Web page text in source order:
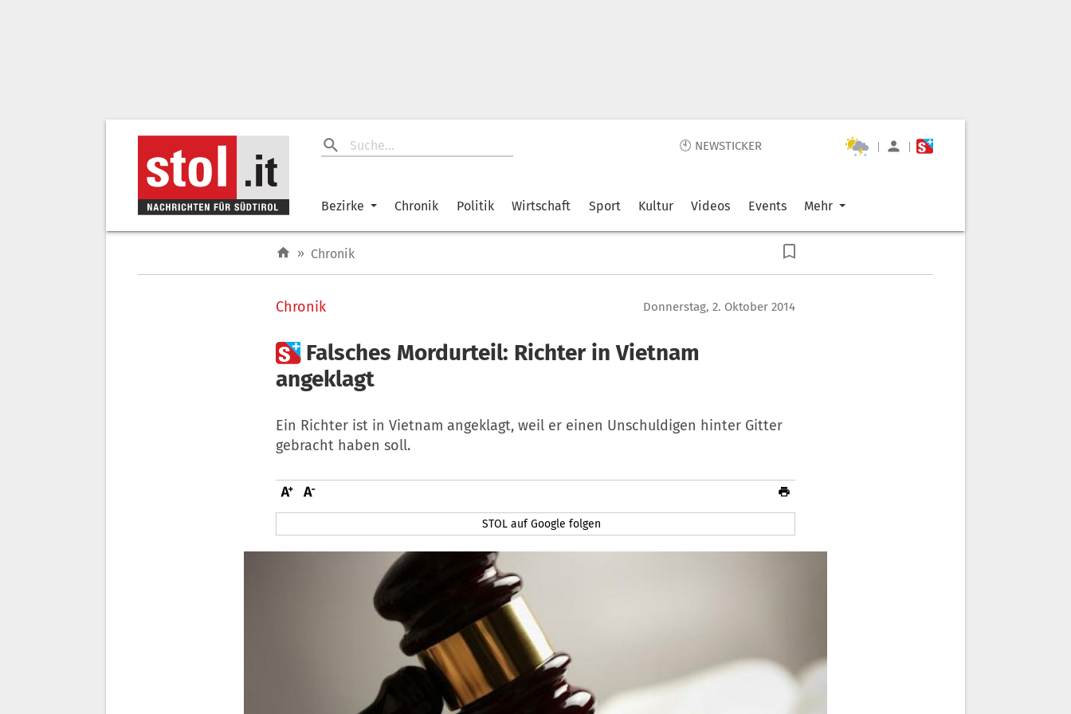
🕙 NEWSTICKER | |
Bezirke Chronik Politik Wirtschaft Sport Kultur Videos Events Mehr
» Chronik
Chronik Donnerstag, 2. Oktober 2014
 Falsches Mordurteil: Richter in Vietnam
angeklagt
Ein Richter ist in Vietnam angeklagt, weil er einen Unschuldigen hinter Gitter
gebracht haben soll.
STOL auf Google folgen